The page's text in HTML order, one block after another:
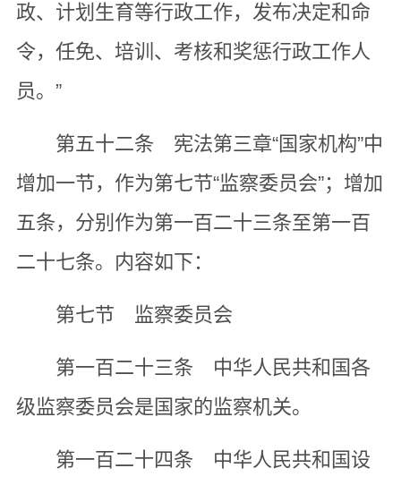
政、计划生育等行政工作，发布决定和命
令，任免、培训、考核和奖惩行政工作人
员。”
第五十二条 宪法第三章“国家机构”中
增加一节，作为第七节“监察委员会”；增加
五条，分别作为第一百二十三条至第一百
二十七条。内容如下：
第七节 监察委员会
第一百二十三条 中华人民共和国各
级监察委员会是国家的监察机关。
第一百二十四条 中华人民共和国设